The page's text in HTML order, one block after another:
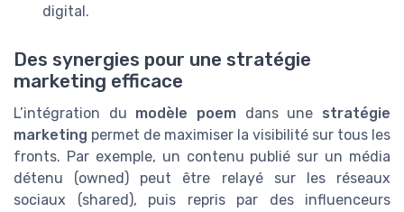
digital.
Des synergies pour une stratégie
marketing efficace
L’intégration du modèle poem dans une stratégie
marketing permet de maximiser la visibilité sur tous les
fronts. Par exemple, un contenu publié sur un média
détenu (owned) peut être relayé sur les réseaux
sociaux (shared), puis repris par des influenceurs